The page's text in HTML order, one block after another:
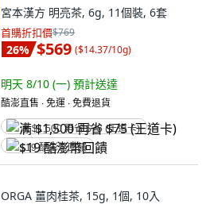
宮本漢方 明亮茶, 6g, 11個裝, 6套
首購折扣價$769
26% $569 ($14.37/10g)
明天 8/10 (一) 預計送達
酷澎直售 ∙ 免運 ∙ 免費退貨
满 $1,500 再省 $75 (王道卡)
$19 酷澎幣回饋
ORGA 薑肉桂茶, 15g, 1個, 10入